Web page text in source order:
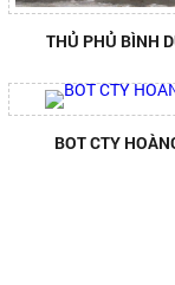
THỦ PHỦ BÌNH
BOT CTY